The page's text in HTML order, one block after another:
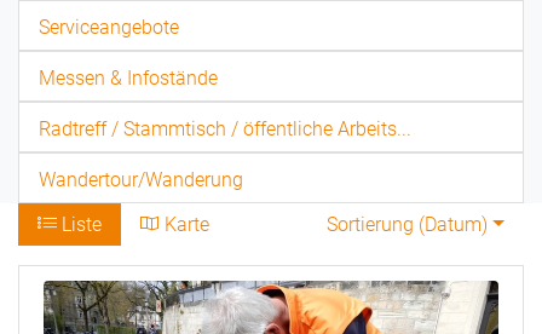
Serviceangebote
Messen & Infostände
Radtreff / Stammtisch / öffentliche Arbeits...
Wandertour/Wanderung
Liste
Karte Sortierung (Datum)